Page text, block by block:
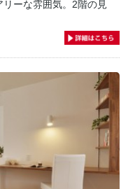
ーな雰囲気。2階の見